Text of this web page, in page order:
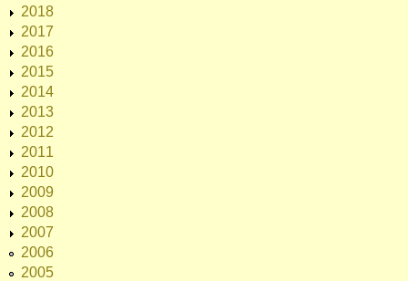
2018
2017
2016
2015
2014
2013
2012
2011
2010
2009
2008
2007
2006
2005